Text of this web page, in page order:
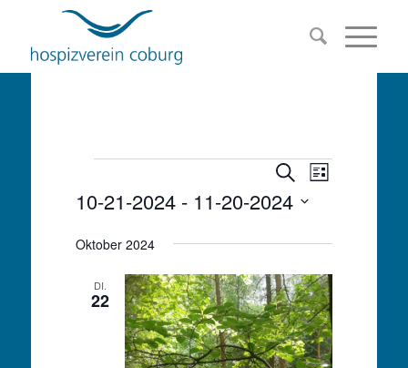
Veranstaltungen
Suche
und
Ansichten,
Navigation
Suche
Liste
10-21-2024 - 11-20-2024
wählen.
Oktober 2024
DI.
22